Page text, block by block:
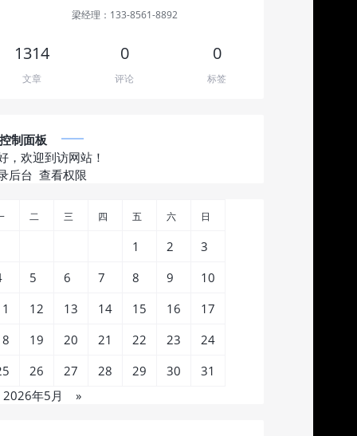
梁经理：133-8561-8892
1314
文章
0
评论
0
标签
控制面板
，欢迎到访网站！
后台 查看权限
2026年5月 »
二 三 四 五 六 日
1 2
3
5 6 7 8 9
10
12 13 14 15 16
17
19 20 21 22 23
24
26 27 28 29 30 31